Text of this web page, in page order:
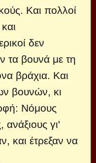
Και πολλοί
δεν
τα βουνά με τη
βράχια. Και
βουνών, κι
Νόμους
ανάξιους γι'
και έτρεξαν να